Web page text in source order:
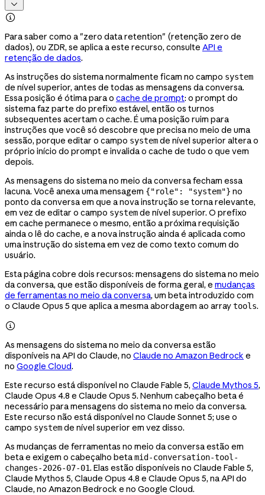


Para saber como a "zero data retention" (retenção zero de
dados), ou ZDR, se aplica a este recurso, consulte API e
retenção de dados.
As instruções do sistema normalmente ficam no campo system
de nível superior, antes de todas as mensagens da conversa.
Essa posição é ótima para o cache de prompt: o prompt do
sistema faz parte do prefixo estável, então os turnos
subsequentes acertam o cache. É uma posição ruim para
instruções que você só descobre que precisa no meio de uma
sessão, porque editar o campo systemde nível superior altera o
próprio início do prompt e invalida o cache de tudo o que vem
depois.
As mensagens do sistema no meio da conversa fecham essa
lacuna. Você anexa uma mensagem {"role": "system"} no
ponto da conversa em que a nova instrução se torna relevante,
em vez de editar o campo systemde nível superior. O prefixo
em cache permanece o mesmo, então a próxima requisição
ainda o lê do cache, e a nova instrução ainda é aplicada como
uma instrução do sistema em vez de como texto comum do
usuário.
Esta página cobre dois recursos: mensagens do sistema no meio
da conversa, que estão disponíveis de forma geral, e mudanças
de ferramentas no meio da conversa, um beta introduzido com
o Claude Opus 5 que aplica a mesma abordagem ao arraytools.

As mensagens do sistema no meio da conversa estão
disponíveis na API do Claude, no Claude no Amazon Bedrock e
no Google Cloud.
Este recurso está disponível no Claude Fable 5, Claude Mythos 5,
Claude Opus 4.8 e Claude Opus 5. Nenhum cabeçalho beta é
necessário para mensagens do sistema no meio da conversa.
Este recurso não está disponível no Claude Sonnet 5; use o
campo systemde nível superior em vez disso.
As mudanças de ferramentas no meio da conversa estão em
beta e exigem o cabeçalho betamid-conversation-tool-
changes-2026-07-01. Elas estão disponíveis no Claude Fable 5,
Claude Mythos 5, Claude Opus 4.8 e Claude Opus 5, na API do
Claude, no Amazon Bedrock e no Google Cloud.